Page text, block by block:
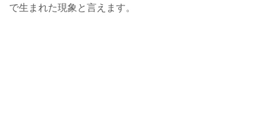
で生まれた現象と言えます。